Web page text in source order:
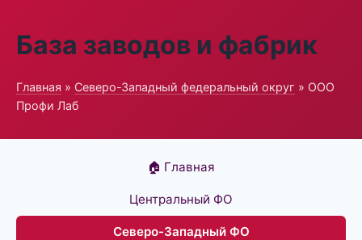
База заводов и фабрик
Главная » Северо-Западный федеральный округ » ООО
Профи Лаб
🏠 Главная
Центральный ФО
Северо-Западный ФО